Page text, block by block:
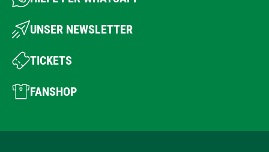
UNSER NEWSLETTER
TICKETS
FANSHOP